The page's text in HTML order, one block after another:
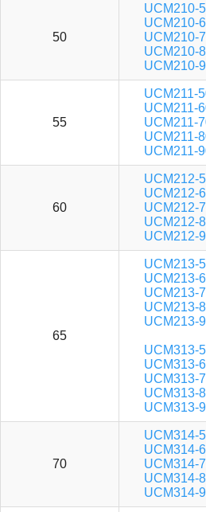
50
UCM210-
UCM210-
UCM210-
UCM210-
UCM210-
55
UCM211-
UCM211-
UCM211-
UCM211-
UCM211-
60
UCM212-
UCM212-
UCM212-
UCM212-
UCM212-
65
UCM213-
UCM213-
UCM213-
UCM213-
UCM213-
UCM313-
UCM313-
UCM313-
UCM313-
UCM313-
70
UCM314-
UCM314-
UCM314-
UCM314-
UCM314-